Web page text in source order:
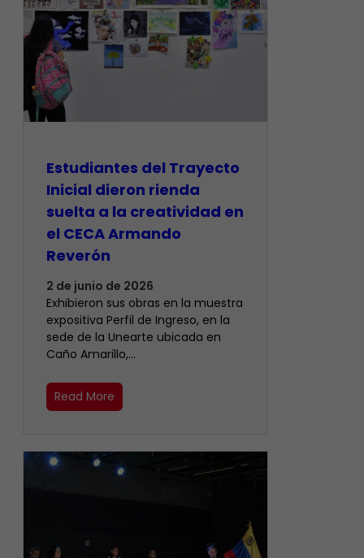
Estudiantes del Trayecto
Inicial dieron rienda
suelta a la creatividad en
el CECA Armando
Reverón
2 de junio de 2026
Exhibieron sus obras en la muestra
expositiva Perfil de Ingreso, en la
sede de la Unearte ubicada en
Caño Amarillo,…
Read More